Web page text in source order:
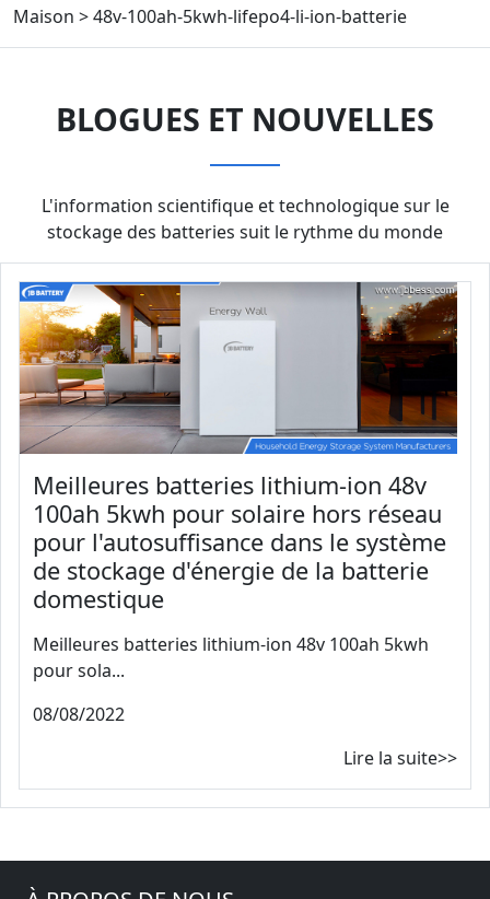
Maison >48v-100ah-5kwh-lifepo4-li-ion-batterie
BLOGUES ET NOUVELLES
L'information scientifique et technologique sur le
stockage des batteries suit le rythme du monde
Meilleures batteries lithium-ion 48v
100ah 5kwh pour solaire hors réseau
pour l'autosuffisance dans le système
de stockage d'énergie de la batterie
domestique
Meilleures batteries lithium-ion 48v 100ah 5kwh
pour sola...
08/08/2022
Lire la suite>>